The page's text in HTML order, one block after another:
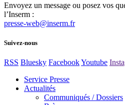
Envoyez un message ou posez vos
l’Inserm :
presse-web@inserm.fr
Suivez-nous
RSS Bluesky FacebookYoutube
Service Presse
Actualités
Communiqués / Dossiers